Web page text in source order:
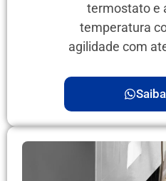
termostato e
temperatura
agilidade com